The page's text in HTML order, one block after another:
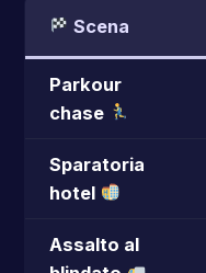
Scena
Parkour
chase
Sparatoria
hotel
Assalto al